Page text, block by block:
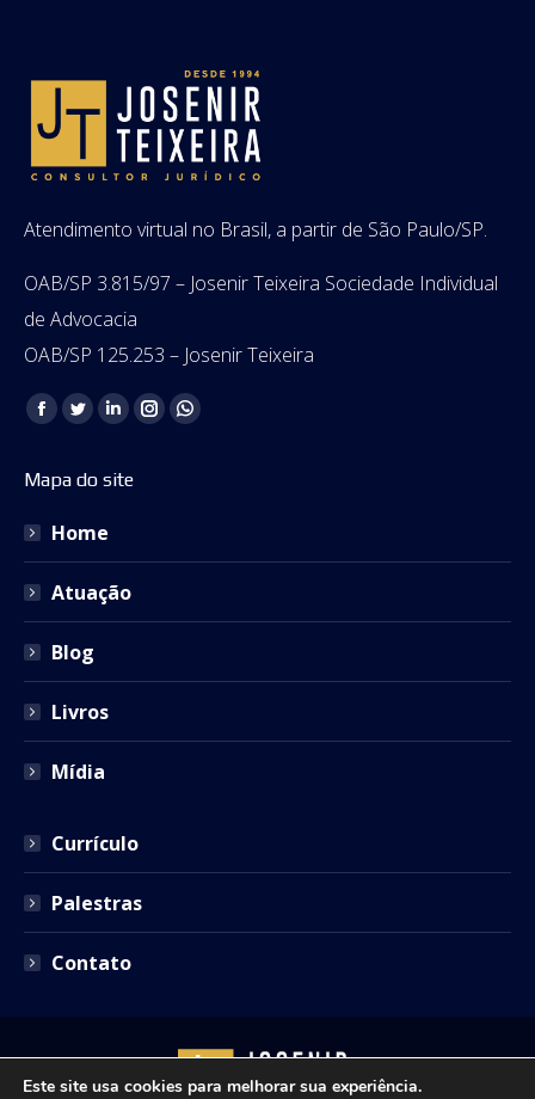
Atendimento virtual no Brasil, a partir de São Paulo/SP.
OAB/SP 3.815/97 – Josenir Teixeira Sociedade Individual
de Advocacia
OAB/SP 125.253 – Josenir Teixeira
Encontre-nos em:
Facebook
opens
new
Twitter
opens
new
Linkedin
opens
InstagramWhatsapp
Mapa do site
Home
Atuação
Blog
Livros
Mídia
Currículo
Palestras
Contato
Este site usa cookies para melhorar sua experiência.